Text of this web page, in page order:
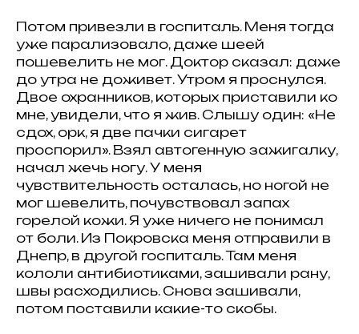
Потом привезли в госпиталь. Меня тогда
уже парализовало, даже шеей
пошевелить не мог. Доктор сказал: даже
до утра не доживет. Утром я проснулся.
Двое охранников, которых приставили ко
мне, увидели, что я жив. Слышу один: «Не
сдох, орк, я две пачки сигарет
проспорил». Взял автогенную зажигалку,
начал жечь ногу. У меня
чувствительность осталась, но ногой не
мог шевелить, почувствовал запах
горелой кожи. Я уже ничего не понимал
от боли. Из Покровска меня отправили в
Днепр, в другой госпиталь. Там меня
кололи антибиотиками, зашивали рану,
швы расходились. Снова зашивали,
потом поставили какие-то скобы.